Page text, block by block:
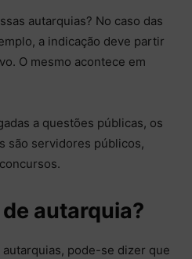
autarquias? No caso das
a indicação deve partir
O mesmo acontece em
a questões públicas, os
são servidores públicos,
autarquia?
autarquias, pode-se dizer que